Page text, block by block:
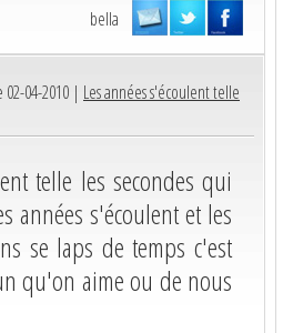
bella
02-04-2010 | Les années s'écoulent telle
telle les secondes qui
années s'écoulent et les
se laps de temps c'est
qu'on aime ou de nous